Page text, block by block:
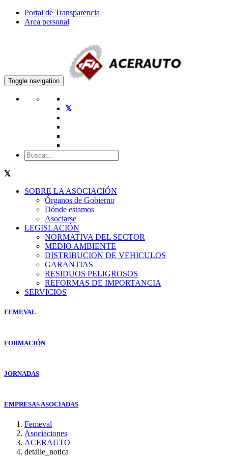
Portal de Transparencia
Area personal
Toggle navigation
SOBRE LA ASOCIACIÓN
Órganos de Gobierno
Dónde estamos
Asociarse
LEGISLACIÓN
NORMATIVA DEL SECTOR
MEDIO AMBIENTE
DISTRIBUCION DE VEHICULOS
GARANTIAS
RESIDUOS PELIGROSOS
REFORMAS DE IMPORTANCIA
SERVICIOS
FEMEVAL
FORMACIÓN
JORNADAS
EMPRESAS ASOCIADAS
Femeval
Asociaciones
ACERAUTO
detalle_notica